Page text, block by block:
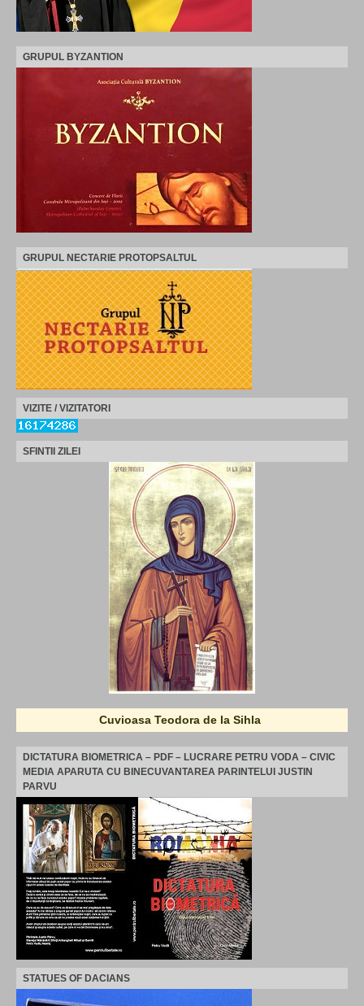
GRUPUL BYZANTION
GRUPUL NECTARIE PROTOPSALTUL
VIZITE / VIZITATORI
SFINTII ZILEI
Cuvioasa Teodora de la Sihla
DICTATURA BIOMETRICA – PDF – LUCRARE PETRU VODA – CIVIC
MEDIA APARUTA CU BINECUVANTAREA PARINTELUI JUSTIN
PARVU
STATUES OF DACIANS